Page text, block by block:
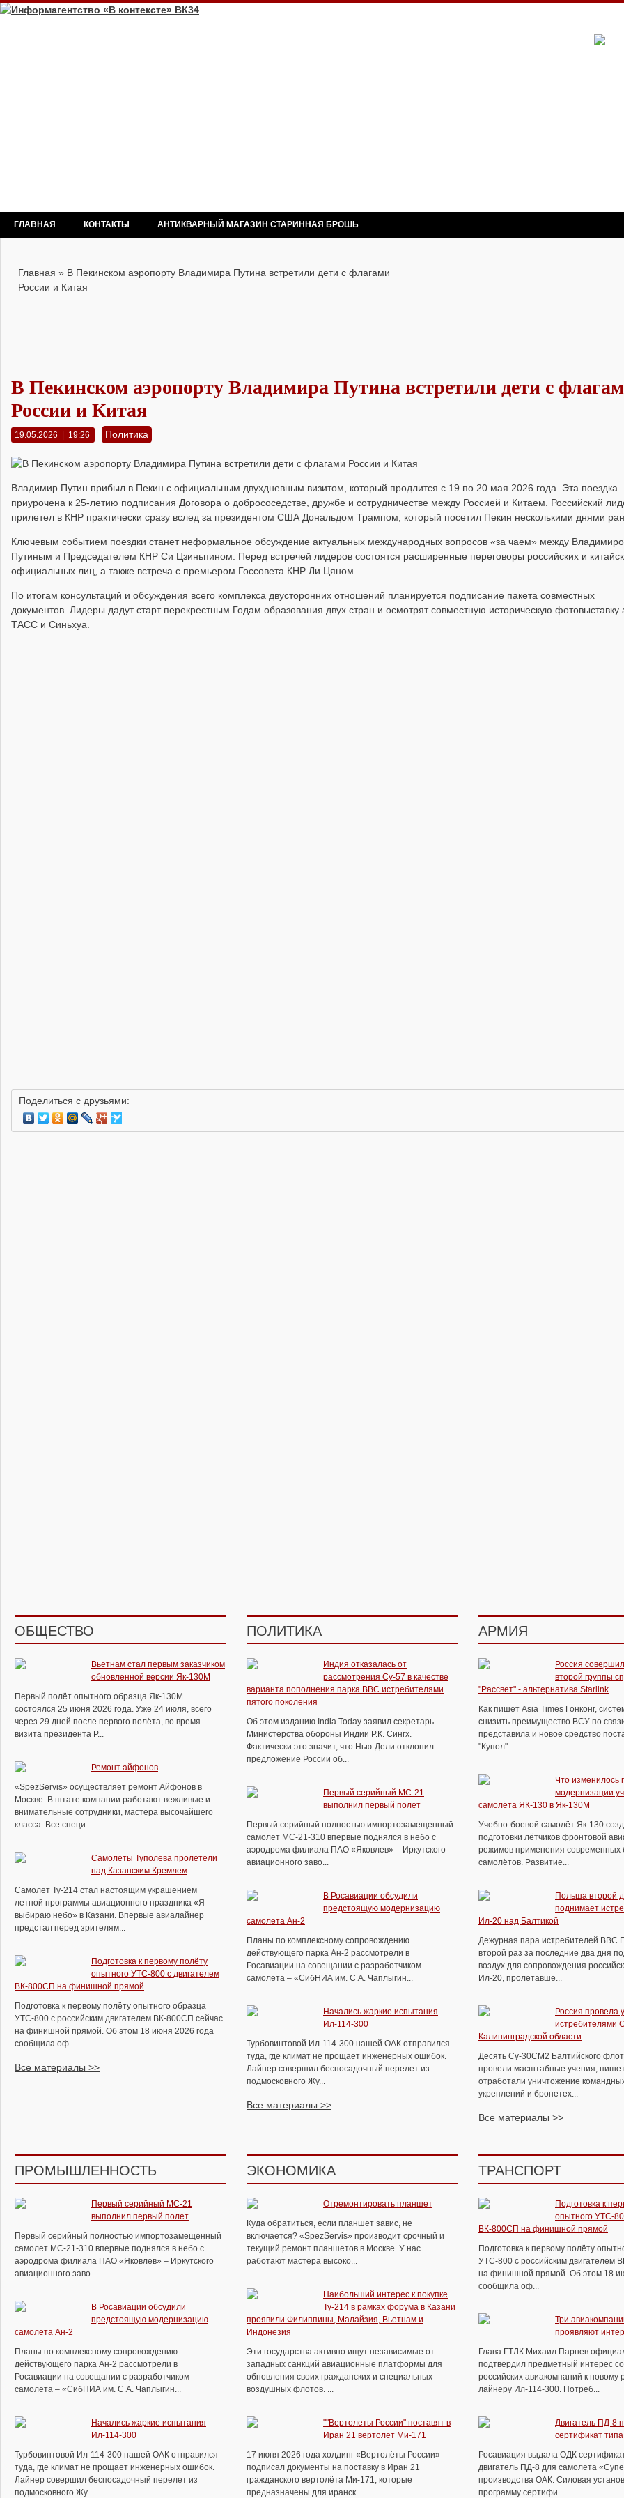
ГЛАВНАЯ КОНТАКТЫ АНТИКВАРНЫЙ МАГАЗИН СТАРИННАЯ БРОШЬ
Главная » В Пекинском аэропорту Владимира Путина встретили дети с флагами
России и Китая
В Пекинском аэропорту Владимира Путина встретили дети с
России и Китая
19.05.2026 | 19:26 Политика
Владимир Путин прибыл в Пекин с официальным двухдневным визитом, который продлится с 19 по 20 мая 2026 года. Эта поездка
приурочена к 25-летию подписания Договора о добрососедстве, дружбе и сотрудничестве между Россией и Китаем. Российский
прилетел в КНР практически сразу вслед за президентом США Дональдом Трампом, который посетил Пекин несколькими днями
Ключевым событием поездки станет неформальное обсуждение актуальных международных вопросов «за чаем» между
Путиным и Председателем КНР Си Цзиньпином. Перед встречей лидеров состоятся расширенные переговоры российских и
официальных лиц, а также встреча с премьером Госсовета КНР Ли Цяном.
По итогам консультаций и обсуждения всего комплекса двусторонних отношений планируется подписание пакета совместных
документов. Лидеры дадут старт перекрестным Годам образования двух стран и осмотрят совместную историческую фотовыставку
ТАСС и Синьхуа.
Поделиться с друзьями:
ОБЩЕСТВО
Вьетнам стал первым заказчиком
обновленной версии Як-130М
Первый полёт опытного образца Як-130М
состоялся 25 июня 2026 года. Уже 24 июля, всего
через 29 дней после первого полёта, во время
визита президента Р...
Ремонт айфонов
«SpezServis» осуществляет ремонт Айфонов в
Москве. В штате компании работают вежливые и
внимательные сотрудники, мастера высочайшего
класса. Все специ...
Самолеты Туполева пролетели
над Казанским Кремлем
Самолет Ту-214 стал настоящим украшением
летной программы авиационного праздника «Я
выбираю небо» в Казани. Впервые авиалайнер
предстал перед зрителям...
Подготовка к первому полёту
опытного УТС-800 с двигателем
ВК-800СП на финишной прямой
Подготовка к первому полёту опытного образца
УТС-800 с российским двигателем ВК-800СП сейчас
на финишной прямой. Об этом 18 июня 2026 года
сообщила оф...
Все материалы >>
ПОЛИТИКА
Индия отказалась от
рассмотрения Су-57 в качестве
варианта пополнения парка ВВС истребителями
пятого поколения
Об этом изданию India Today заявил секретарь
Министерства обороны Индии Р.К. Сингх.
Фактически это значит, что Нью-Дели отклонил
предложение России об...
Первый серийный МС-21
выполнил первый полет
Первый серийный полностью импортозамещенный
самолет МС-21-310 впервые поднялся в небо с
аэродрома филиала ПАО «Яковлев» – Иркутского
авиационного заво...
В Росавиации обсудили
предстоящую модернизацию
самолета Ан-2
Планы по комплексному сопровождению
действующего парка Ан-2 рассмотрели в
Росавиации на совещании с разработчиком
самолета – «СибНИА им. С.А. Чаплыгин...
Начались жаркие испытания
Ил-114-300
Турбовинтовой Ил-114-300 нашей ОАК отправился
туда, где климат не прощает инженерных ошибок.
Лайнер совершил беспосадочный перелет из
подмосковного Жу...
Все материалы >>
АРМИЯ
Россия
второй группы
"Рассвет" - альтернатива Starlink
Как пишет Asia Times Гонконг,
снизить преимущество ВСУ по
представила и новое средство
"Купол". ...
Что изменилось
модернизации
самолёта ЯК-130 в Як-130М
Учебно-боевой самолёт Як-130
подготовки лётчиков фронтовой
режимов применения современных
самолётов. Развитие...
Польша второй
поднимает
Ил-20 над Балтикой
Дежурная пара истребителей ВВС
второй раз за последние два дня
воздух для сопровождения
Ил-20, пролетавше...
Россия провела
истребителями
Калининградской области
Десять Су-30СМ2 Балтийского
провели масштабные учения,
отработали уничтожение
укреплений и бронетех...
Все материалы >>
ПРОМЫШЛЕННОСТЬ
Первый серийный МС-21
выполнил первый полет
Первый серийный полностью импортозамещенный
самолет МС-21-310 впервые поднялся в небо с
аэродрома филиала ПАО «Яковлев» – Иркутского
авиационного заво...
В Росавиации обсудили
предстоящую модернизацию
самолета Ан-2
Планы по комплексному сопровождению
действующего парка Ан-2 рассмотрели в
Росавиации на совещании с разработчиком
самолета – «СибНИА им. С.А. Чаплыгин...
Начались жаркие испытания
Ил-114-300
Турбовинтовой Ил-114-300 нашей ОАК отправился
туда, где климат не прощает инженерных ошибок.
Лайнер совершил беспосадочный перелет из
подмосковного Жу...
ЭКОНОМИКА
Отремонтировать планшет
Куда обратиться, если планшет завис, не
включается? «SpezServis» производит срочный и
текущий ремонт планшетов в Москве. У нас
работают мастера высоко...
Наибольший интерес к покупке
Ту-214 в рамках форума в Казани
проявили Филиппины, Малайзия, Вьетнам и
Индонезия
Эти государства активно ищут независимые от
западных санкций авиационные платформы для
обновления своих гражданских и специальных
воздушных флотов. ...
""Вертолеты России" поставят в
Иран 21 вертолет Ми-171
17 июня 2026 года холдинг «Вертолёты России»
подписал документы на поставку в Иран 21
гражданского вертолёта Ми-171, которые
предназначены для иранск...
ТРАНСПОРТ
Подготовка к
опытного УТС-
ВК-800СП на финишной прямой
Подготовка к первому полёту
УТС-800 с российским двигателем
на финишной прямой. Об этом 18
сообщила оф...
Три
проявляют
Глава ГТЛК Михаил Парнев
подтвердил предметный интерес
российских авиакомпаний к новому
лайнеру Ил-114-300. Потреб...
Двигатель ПД-8
сертификат типа
Росавиация выдала ОДК
двигатель ПД-8 для самолета
производства ОАК. Силовая
программу сертифи...